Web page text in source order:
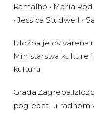
Ramalho • Maria
• Jessica Studwell •
Izložba je ostvarena
Ministarstva kulture
kulturu
Grada
pogledati u radnom